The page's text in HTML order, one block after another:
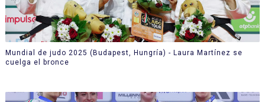
Mundial de judo 2025 (Budapest, Hungría) - Laura Martínez se
cuelga el bronce